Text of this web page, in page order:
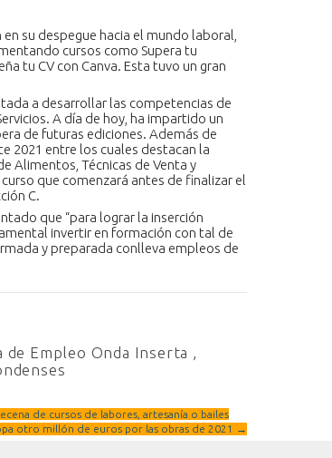
su despegue hacia el mundo laboral,
cursos como Supera tu
tu CV con Canva. Esta tuvo un gran
a desarrollar las competencias de
A día de hoy, ha impartido un
de futuras ediciones. Además de
2021 entre los cuales destacan la
Alimentos, Técnicas de Venta y
que comenzará antes de finalizar el
C.
que “para lograr la inserción
invertir en formación con tal de
y preparada conlleva empleos de
de Empleo Onda Inserta ,
de cursos de labores, artesanía o bailes
otro millón de euros por las obras de 2021
→